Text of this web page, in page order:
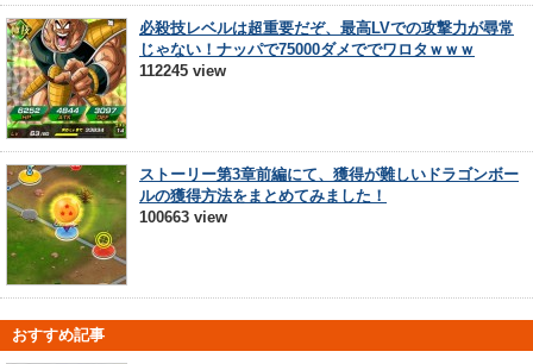
必殺技レベルは超重要だぞ、最高LVでの攻撃力が尋常
じゃない！ナッパで75000ダメででワロタｗｗｗ
112245 view
ストーリー第3章前編にて、獲得が難しいドラゴンボー
ルの獲得方法をまとめてみました！
100663 view
おすすめ記事